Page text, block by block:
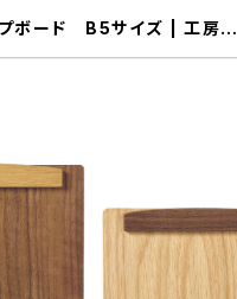
プボード B5サイズ | 工房ペ